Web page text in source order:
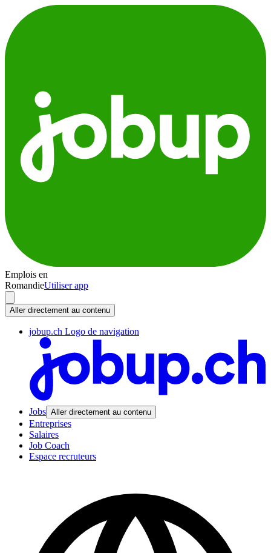
Emplois en
RomandieUtiliser app
Aller directement au contenu
jobup.ch Logo de navigation
Jobs Aller directement au contenu
Entreprises
Salaires
Job Coach
Espace recruteurs